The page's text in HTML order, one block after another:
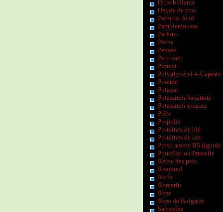
Ortie brûlante
Oxyde de zinc
Palmitic Acid
Pamplemousse
Parfum
Pêche
Pensée
Petit-lait
Piment
Polyglyceryl-4-Caprate
Pomme
Potasse
Potassium Aspartate
Potassium stearate
Prêle
Propolis
Protéines de blé
Protéines de lait
Provitamine B5 liquide
Prunelier ou Prunelle
Reine des prés
Rhassoul
Ricin
Romarin
Rose
Rose de Bulgarie
Sarcosine